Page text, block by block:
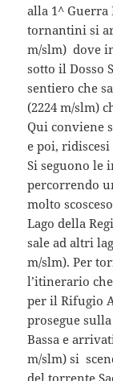
alla 1^ Guerra
tornantini si
m/slm) dove
sotto il Dosso
sentiero che
(2224 m/slm)
Qui conviene
e poi, ridiscesi
Si seguono le
percorrendo
molto
Lago della
sale ad altri
m/slm). Per
l’itinerario
per il Rifugio
prosegue
Bassa e
m/slm) si
del torrente